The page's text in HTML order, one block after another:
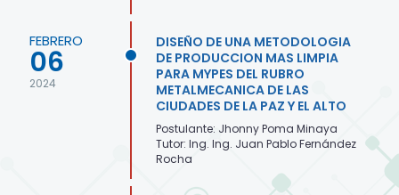
FEBRERO
06
2024
DISEÑO DE UNA METODOLOGIA
DE PRODUCCION MAS LIMPIA
PARA MYPES DEL RUBRO
METALMECANICA DE LAS
CIUDADES DE LA PAZ Y EL ALTO
Postulante: Jhonny Poma Minaya
Tutor: Ing. Ing. Juan Pablo Fernández
Rocha